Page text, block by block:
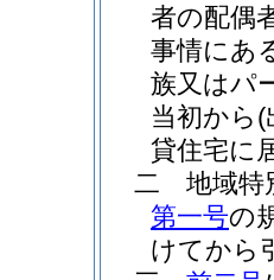
者の配偶
事情にあ
族又はパ
当初から (
貸住宅に
二
地域特
第一号の
けてから